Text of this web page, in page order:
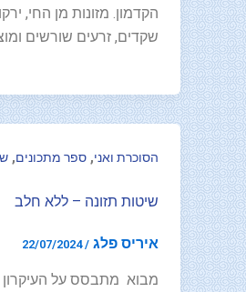
הקדמון. מזונות מן החי,
שקדים, זרעים שורשים
הסוכרת ואני, ספר מתכונים,
שיטות תזונה – ללא חלב
איריס פלג /
22/07/2024
מבוא מתבסס על העיקרון